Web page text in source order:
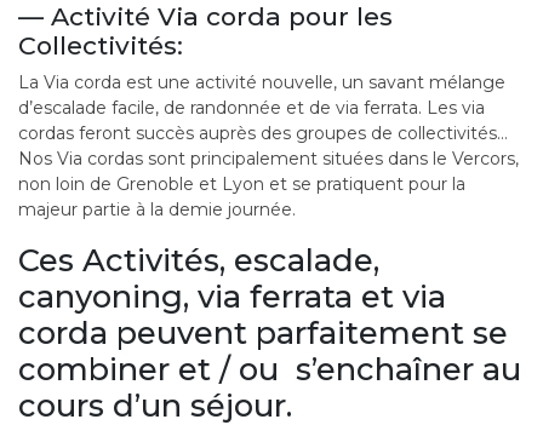
— Activité Via corda pour les
Collectivités:
La Via corda est une activité nouvelle, un savant mélange
d’escalade facile, de randonnée et de via ferrata. Les via
cordas feront succès auprès des groupes de collectivités…
Nos Via cordas sont principalement situées dans le Vercors,
non loin de Grenoble et Lyon et se pratiquent pour la
majeur partie à la demie journée.
Ces Activités, escalade,
canyoning, via ferrata et via
corda peuvent parfaitement se
combiner et / ou s’enchaîner au
cours d’un séjour.